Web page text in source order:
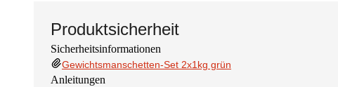
Produktsicherheit
Sicherheitsinformationen
Gewichtsmanschetten-Set 2x1kg grün
Anleitungen